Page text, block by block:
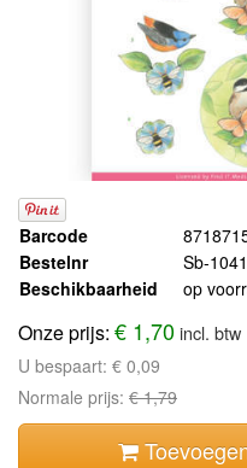
Barcode
Bestelnr
Sb-
Beschikbaarheid
op
Onze prijs: € 1,70incl. btw
U bespaart: € 0,09
Normale prijs: € 1,79